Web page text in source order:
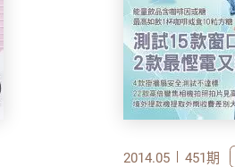
2014.05 451期